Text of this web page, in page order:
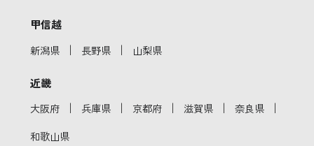
甲信越
新潟県 ｜ 長野県 ｜ 山梨県
近畿
大阪府 ｜ 兵庫県 ｜ 京都府 ｜ 滋賀県 ｜ 奈良県 ｜
和歌山県